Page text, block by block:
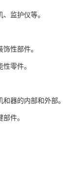
监护仪等。
性部件。
零件。
器的内部和外部。
件。